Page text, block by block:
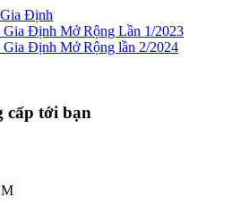
Định
Gia Định Mở Rộng Lần 1/2023
Gia Định Mở Rộng lần 2/2024
cấp tới bạn